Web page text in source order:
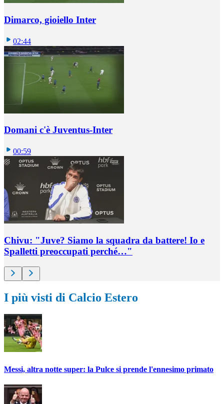
Dimarco, gioiello Inter
02:44
Domani c'è Juventus-Inter
00:59
Chivu: "Juve? Siamo la squadra da battere! Io e
Spalletti preoccupati perché…"
I più visti di Calcio Estero
Messi, altra notte super: la Pulce si prende l'ennesimo primato